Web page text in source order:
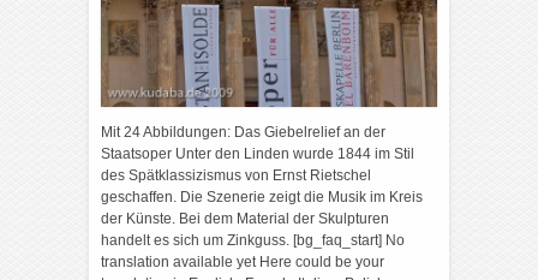
Mit 24 Abbildungen: Das Giebelrelief an der
Staatsoper Unter den Linden wurde 1844 im Stil
des Spätklassizismus von Ernst Rietschel
geschaffen. Die Szenerie zeigt die Musik im Kreis
der Künste. Bei dem Material der Skulpturen
handelt es sich um Zinkguss. [bg_faq_start] No
translation available yet Here could be your